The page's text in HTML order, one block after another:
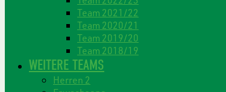
Team 2021/22
Team 2020/21
Team 2019/20
Team 2018/19
WEITERE TEAMS
Herren 2